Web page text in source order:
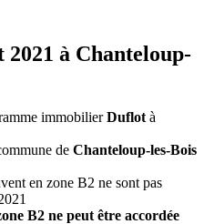
à Chanteloup-
immobilierDuflot à
de Chanteloup-les-Bois
en zone B2 ne sont pas
B2 ne peut être accordée